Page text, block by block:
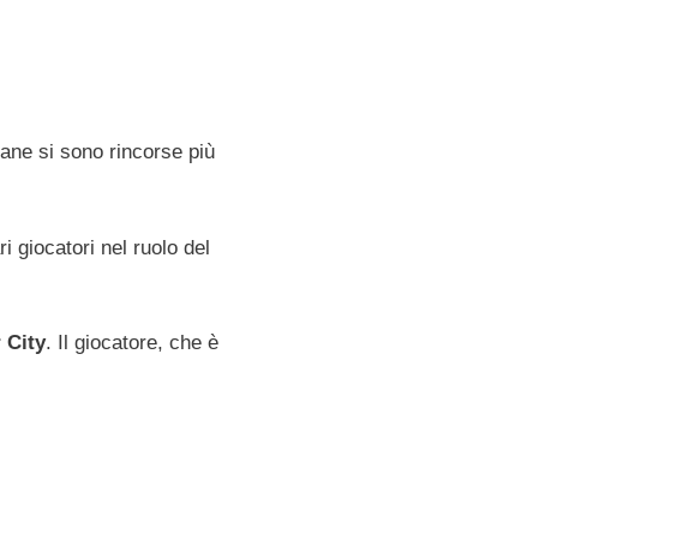
si sono rincorse più
giocatori nel ruolo del
City. Il giocatore, che è